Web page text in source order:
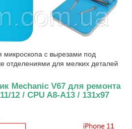
микроскопа с вырезами под
отделениями для мелких деталей
Mechanic V67 для ремонта
12 / CPU A8-A13 / 131x97